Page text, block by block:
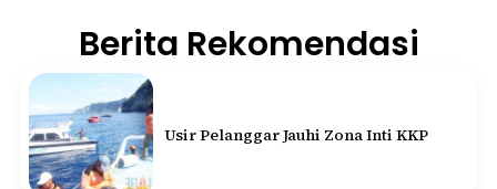
Berita Rekomendasi
Usir Pelanggar Jauhi Zona Inti KKP